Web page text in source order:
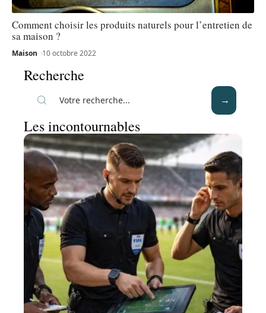
Comment choisir les produits naturels pour l’entretien de
sa maison ?
Maison 10 octobre 2022
Recherche
Les incontournables